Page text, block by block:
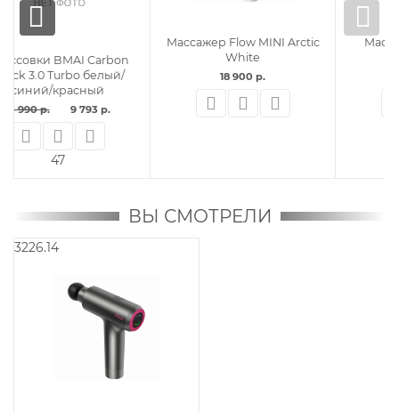
Массажер Flow MINI Arctic
White
18 900 р.
Массажер Flow NANO
Graphite Grey
ВЫ СМОТРЕЛИ
3226.14